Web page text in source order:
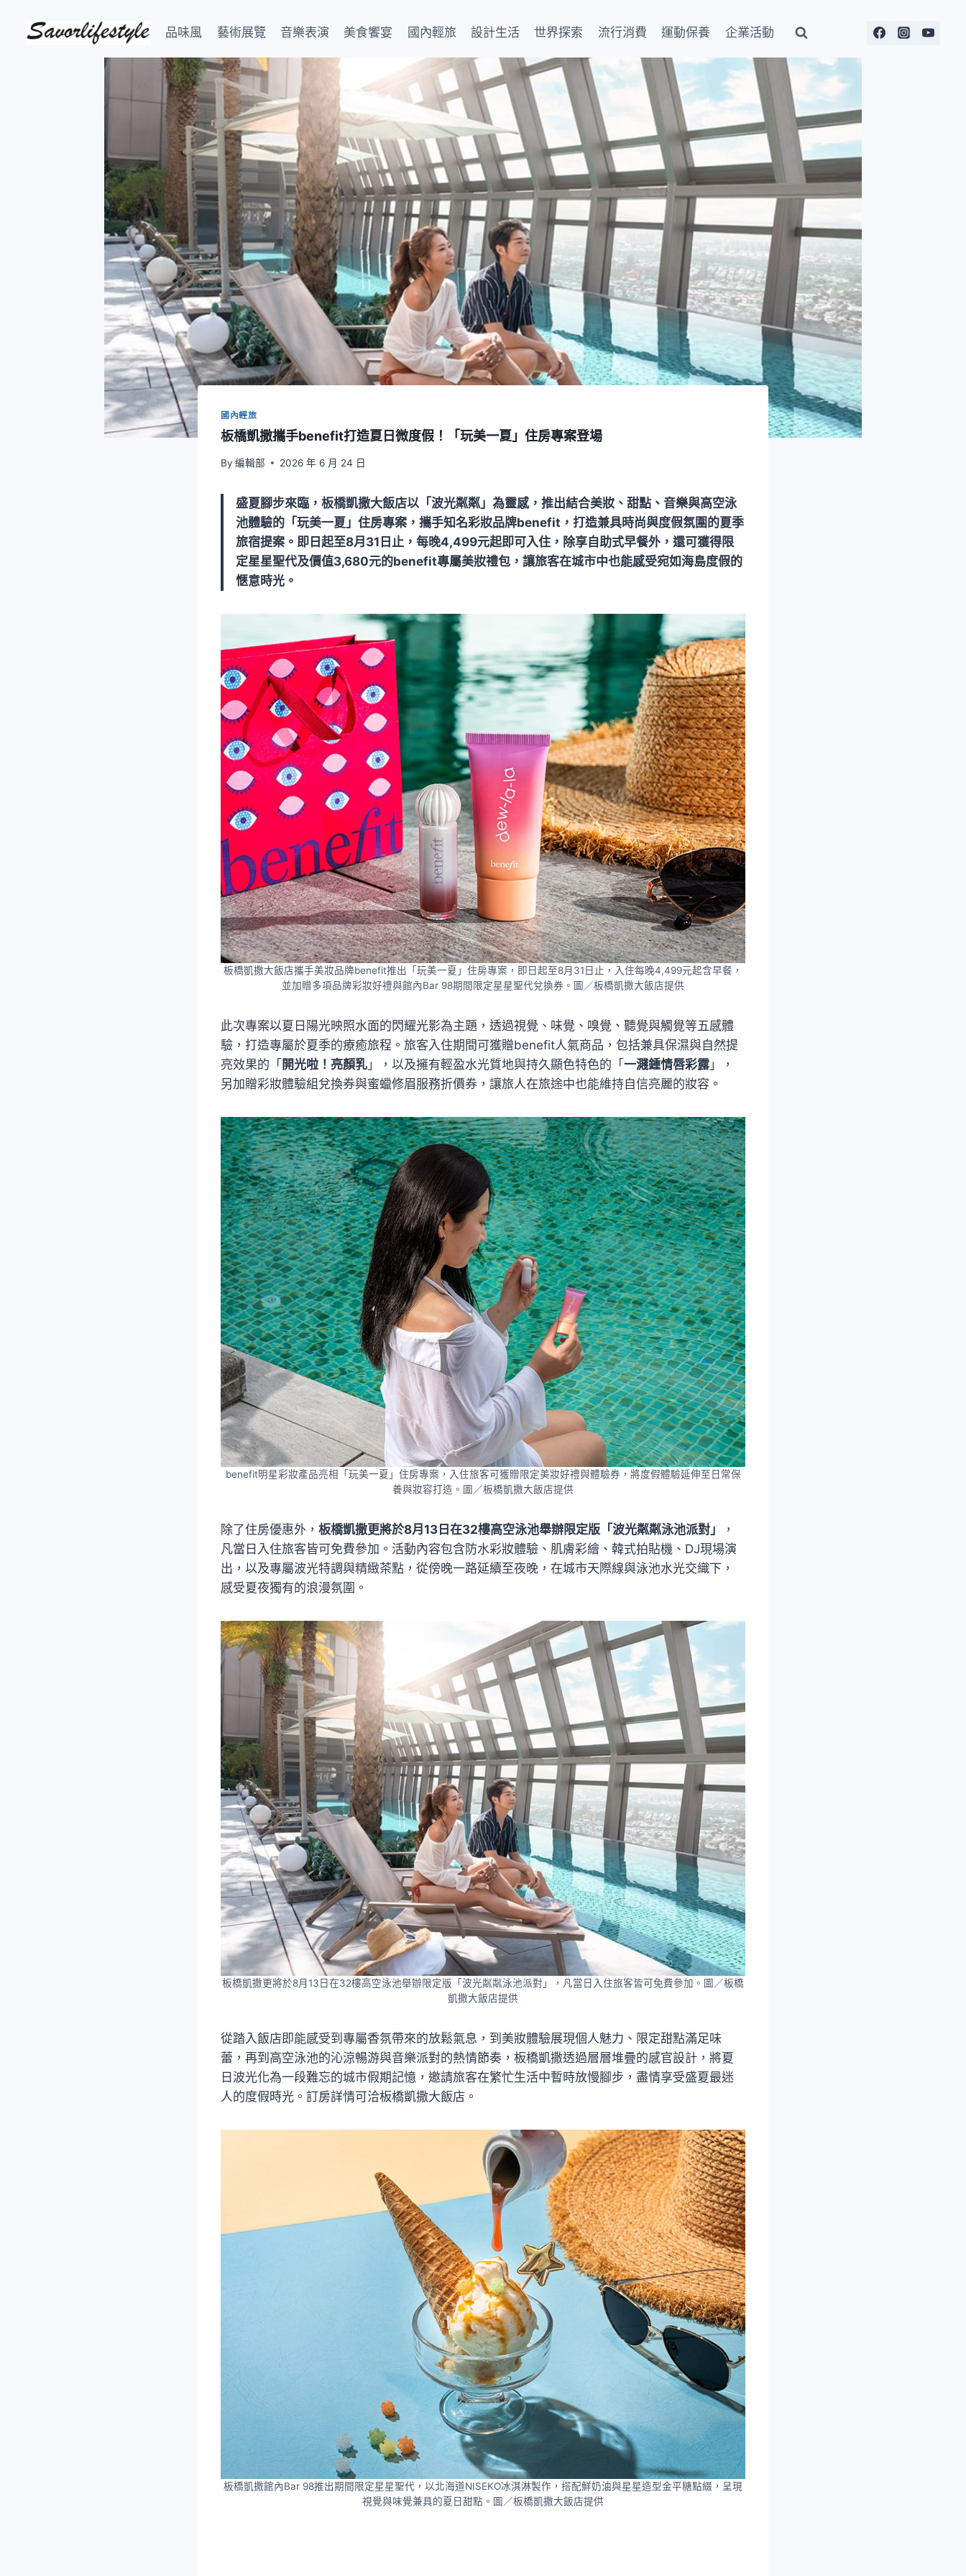
品味風 藝術展覽 音樂表演 美食饗宴 國內輕旅 設計生活 世界探索 流行消費 運動保養 企業活動
國內輕旅
板橋凱撒攜手benefit打造夏日微度假！「玩美一夏」住房專案登場
By 編輯部 2026 年 6 月 24 日
盛夏腳步來臨，板橋凱撒大飯店以「波光粼粼」為靈感，推出結合美妝、甜點、音樂與高空泳
池體驗的「玩美一夏」住房專案，攜手知名彩妝品牌benefit，打造兼具時尚與度假氛圍的夏季
旅宿提案。即日起至8月31日止，每晚4,499元起即可入住，除享自助式早餐外，還可獲得限
定星星聖代及價值3,680元的benefit專屬美妝禮包，讓旅客在城市中也能感受宛如海島度假的
愜意時光。
板橋凱撒大飯店攜手美妝品牌benefit推出「玩美一夏」住房專案，即日起至8月31日止，入住每晚4,499元起含早餐，
並加贈多項品牌彩妝好禮與館內Bar 98期間限定星星聖代兌換券。圖／板橋凱撒大飯店提供
此次專案以夏日陽光映照水面的閃耀光影為主題，透過視覺、味覺、嗅覺、聽覺與觸覺等五感體
驗，打造專屬於夏季的療癒旅程。旅客入住期間可獲贈benefit人氣商品，包括兼具保濕與自然提
亮效果的「 開光啦！亮顏乳 」，以及擁有輕盈水光質地與持久顯色特色的「 一濺鍾情唇彩露」，
另加贈彩妝體驗組兌換券與蜜蠟修眉服務折價券，讓旅人在旅途中也能維持自信亮麗的妝容。
benefit明星彩妝產品亮相「玩美一夏」住房專案，入住旅客可獲贈限定美妝好禮與體驗券，將度假體驗延伸至日常保
養與妝容打造。圖／板橋凱撒大飯店提供
除了住房優惠外， 板橋凱撒更將於8月13日在32樓高空泳池舉辦限定版「波光粼粼泳池派對」
，
凡當日入住旅客皆可免費參加。活動內容包含防水彩妝體驗、肌膚彩繪、韓式拍貼機、DJ現場演
出，以及專屬波光特調與精緻茶點，從傍晚一路延續至夜晚，在城市天際線與泳池水光交織下，
感受夏夜獨有的浪漫氛圍。
板橋凱撒更將於8月13日在32樓高空泳池舉辦限定版「波光粼粼泳池派對」，凡當日入住旅客皆可免費參加。圖／板橋
凱撒大飯店提供
從踏入飯店即能感受到專屬香氛帶來的放鬆氣息，到美妝體驗展現個人魅力、限定甜點滿足味
蕾，再到高空泳池的沁涼暢游與音樂派對的熱情節奏，板橋凱撒透過層層堆疊的感官設計，將夏
日波光化為一段難忘的城市假期記憶，邀請旅客在繁忙生活中暫時放慢腳步，盡情享受盛夏最迷
人的度假時光。訂房詳情可洽板橋凱撒大飯店。
板橋凱撒館內Bar 98推出期間限定星星聖代，以北海道NISEKO冰淇淋製作，搭配鮮奶油與星星造型金平糖點綴，呈現
視覺與味覺兼具的夏日甜點。圖／板橋凱撒大飯店提供